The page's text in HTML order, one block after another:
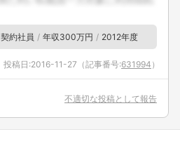
契約社員 年収300万円 2012年度
投稿日:2016-11-27 （記事番号:631994 ）
不適切な投稿として報告